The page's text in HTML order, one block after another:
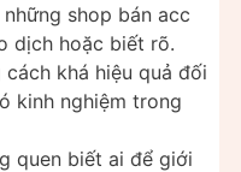
shop bán acc
dịch hoặc biết rõ.
khá hiệu quả đối
kinh nghiệm trong
quen biết ai để giới